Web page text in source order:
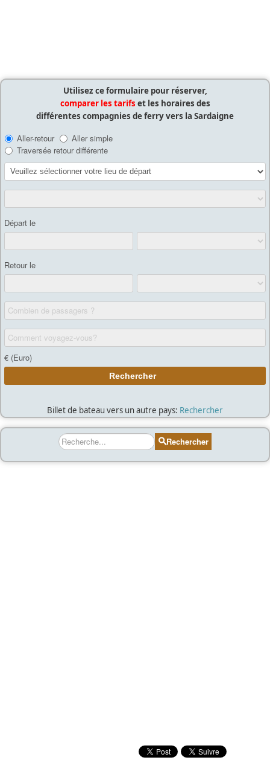
Utilisez ce formulaire pour réserver,
comparer les tarifs et les horaires des
différentes compagnies de ferry vers la Sardaigne
Billet de bateau vers un autre pays: Rechercher
Rechercher Rechercher